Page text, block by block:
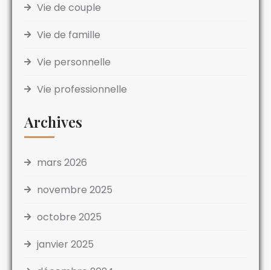
Vie de couple
Vie de famille
Vie personnelle
Vie professionnelle
Archives
mars 2026
novembre 2025
octobre 2025
janvier 2025